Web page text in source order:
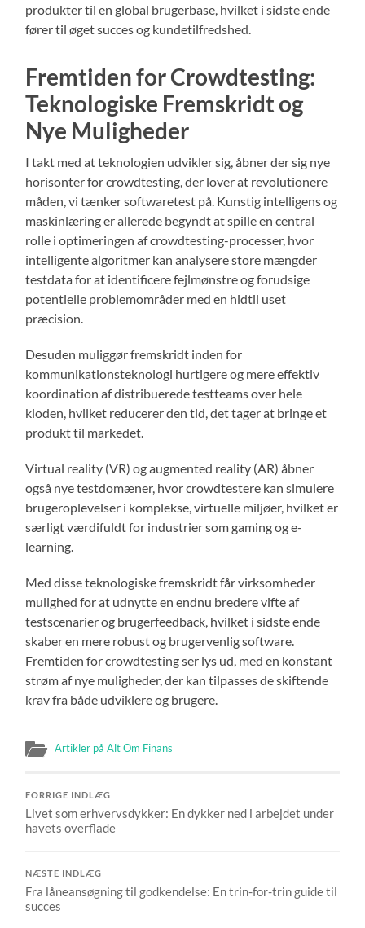
produkter til en global brugerbase, hvilket i sidste ende
fører til øget succes og kundetilfredshed.
Fremtiden for Crowdtesting:
Teknologiske Fremskridt og
Nye Muligheder
I takt med at teknologien udvikler sig, åbner der sig nye
horisonter for crowdtesting, der lover at revolutionere
måden, vi tænker softwaretest på. Kunstig intelligens og
maskinlæring er allerede begyndt at spille en central
rolle i optimeringen af crowdtesting-processer, hvor
intelligente algoritmer kan analysere store mængder
testdata for at identificere fejlmønstre og forudsige
potentielle problemområder med en hidtil uset
præcision.
Desuden muliggør fremskridt inden for
kommunikationsteknologi hurtigere og mere effektiv
koordination af distribuerede testteams over hele
kloden, hvilket reducerer den tid, det tager at bringe et
produkt til markedet.
Virtual reality (VR) og augmented reality (AR) åbner
også nye testdomæner, hvor crowdtestere kan simulere
brugeroplevelser i komplekse, virtuelle miljøer, hvilket er
særligt værdifuldt for industrier som gaming og e-
learning.
Med disse teknologiske fremskridt får virksomheder
mulighed for at udnytte en endnu bredere vifte af
testscenarier og brugerfeedback, hvilket i sidste ende
skaber en mere robust og brugervenlig software.
Fremtiden for crowdtesting ser lys ud, med en konstant
strøm af nye muligheder, der kan tilpasses de skiftende
krav fra både udviklere og brugere.
Artikler på Alt Om Finans
FORRIGE INDLÆG
Livet som erhvervsdykker: En dykker ned i arbejdet under
havets overflade
NÆSTE INDLÆG
Fra låneansøgning til godkendelse: En trin-for-trin guide til
succes